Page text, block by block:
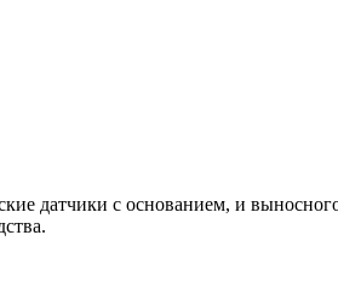
датчики с основанием, и